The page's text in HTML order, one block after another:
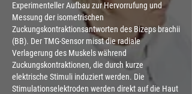
Experimenteller Aufbau zur Hervorrufung und
Messung der isometrischen
Zuckungskontraktionsantworten des Bizeps brachii
(BB). Der TMG-Sensor misst die radiale
Verlagerung des Muskels während
Zuckungskontraktionen, die durch kurze
elektrische Stimuli induziert werden. Die
Stimulationselektroden werden direkt auf die Haut